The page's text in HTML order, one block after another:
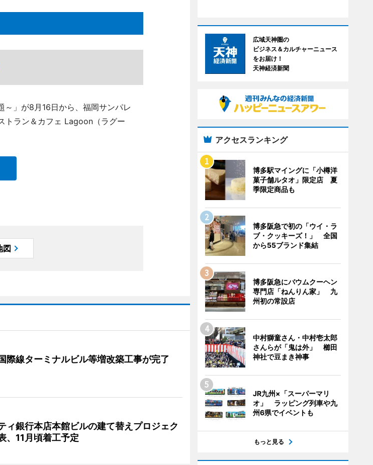
」が8月16日から、福岡サンパレ
トラン＆カフェ Lagoon（ラグー
図
際線ターミナルビル等増改築工事が完了
ィ銀行本店本館ビルの建て替えプロジェク
、11月頃着工予定
広域天神圏の
ビジネス＆カルチャーニュース
をお届け！
天神経済新聞
アクセスランキング
博多駅マイングに「小樽洋
菓子舗ルタオ」限定店 夏
季限定商品も
博多阪急で初の「ウイ・ラ
ブ・クッキーズ！」 全国
から55ブランド集結
博多阪急にバウムクーヘン
専門店「ねんりん家」 九
州初の常設店
中村獅童さん・中村壱太郎
さんらが「鬼は外」 櫛田
神社で豆まき神事
JR九州×「スーパーマリ
オ」 ラッピング列車や九
州6県でイベントも
もっと見る